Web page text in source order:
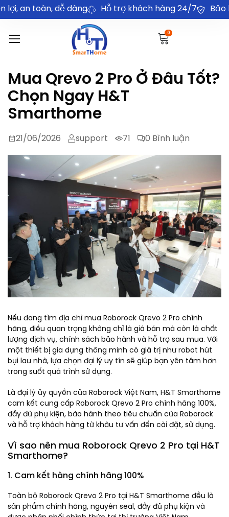
dễ dàng Hỗ trợ khách hàng 24/7 Bảo hành
0
Mua Qrevo 2 Pro Ở Đâu Tốt?
Chọn Ngay H&T
Smarthome
21/06/2026 support 71 0 Bình luận
Nếu đang tìm địa chỉ mua Roborock Qrevo 2 Pro chính
hãng, điều quan trọng không chỉ là giá bán mà còn là chất
lượng dịch vụ, chính sách bảo hành và hỗ trợ sau mua. Với
một thiết bị gia dụng thông minh có giá trị như robot hút
bụi lau nhà, lựa chọn đại lý uy tín sẽ giúp bạn yên tâm hơn
trong suốt quá trình sử dụng.
Là đại lý ủy quyền của Roborock Việt Nam, H&T Smarthome
cam kết cung cấp Roborock Qrevo 2 Pro chính hãng 100%,
đầy đủ phụ kiện, bảo hành theo tiêu chuẩn của Roborock
và hỗ trợ khách hàng từ khâu tư vấn đến cài đặt, sử dụng.
Vì sao nên mua Roborock Qrevo 2 Pro tại H&T
Smarthome?
1. Cam kết hàng chính hãng 100%
Toàn bộ Roborock Qrevo 2 Pro tại H&T Smarthome đều là
sản phẩm chính hãng, nguyên seal, đầy đủ phụ kiện và